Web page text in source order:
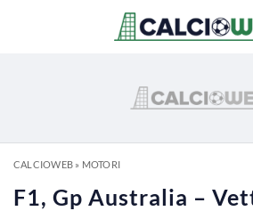
CALCIOWEB» MOTORI
F1, Gp Australia –